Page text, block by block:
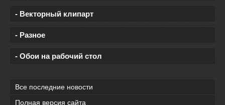
- Векторный клипарт
- Разное
- Обои на рабочий стол
Все последние новости
Полная версия сайта